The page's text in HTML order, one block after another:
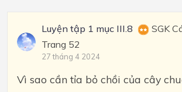
Luyện tập 1 mục III.8
SGK
Trang 52
27 tháng 4 2024
Vì sao cần tỉa bỏ chồi của cây